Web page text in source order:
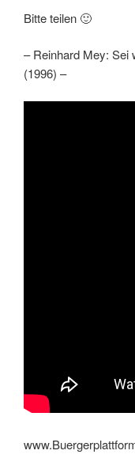
Bitte teilen 🙂
– Reinhard Mey: Sei
(1996) –